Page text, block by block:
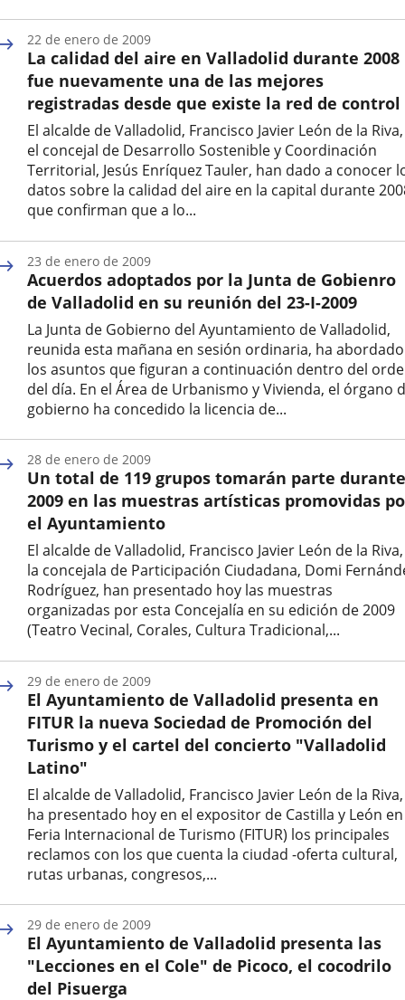
la
noticia
La calidad del aire en Valladolid durante 2008
fue nuevamente una de las mejores
registradas desde que existe la red de control
El alcalde de Valladolid, Francisco Javier León de la
el concejal de Desarrollo Sostenible y Coordinación
Territorial, Jesús Enríquez Tauler, han dado a conocer
datos sobre la calidad del aire en la capital durante
que confirman que a lo...
la
noticia
22 de enero de 2009
Acuerdos adoptados por la Junta de Gobienro
de Valladolid en su reunión del 23-I-2009
La Junta de Gobierno del Ayuntamiento de Valladolid,
reunida esta mañana en sesión ordinaria, ha abordado
los asuntos que figuran a continuación dentro del
del día. En el Área de Urbanismo y Vivienda, el órgano
gobierno ha concedido la licencia de...
la
noticia
23 de enero de 2009
Un total de 119 grupos tomarán parte durante
2009 en las muestras artísticas promovidas
el Ayuntamiento
El alcalde de Valladolid, Francisco Javier León de la
la concejala de Participación Ciudadana, Domi
Rodríguez, han presentado hoy las muestras
organizadas por esta Concejalía en su edición de 2009
(Teatro Vecinal, Corales, Cultura Tradicional,...
la
noticia
28 de enero de 2009
El Ayuntamiento de Valladolid presenta en
FITUR la nueva Sociedad de Promoción del
Turismo y el cartel del concierto "Valladolid
Latino"
El alcalde de Valladolid, Francisco Javier León de la Riva,
ha presentado hoy en el expositor de Castilla y León
Feria Internacional de Turismo (FITUR) los principales
reclamos con los que cuenta la ciudad -oferta cultural,
rutas urbanas, congresos,...
la
noticia
29 de enero de 2009
El Ayuntamiento de Valladolid presenta las
"Lecciones en el Cole" de Picoco, el cocodrilo
del Pisuerga
29 de enero de 2009